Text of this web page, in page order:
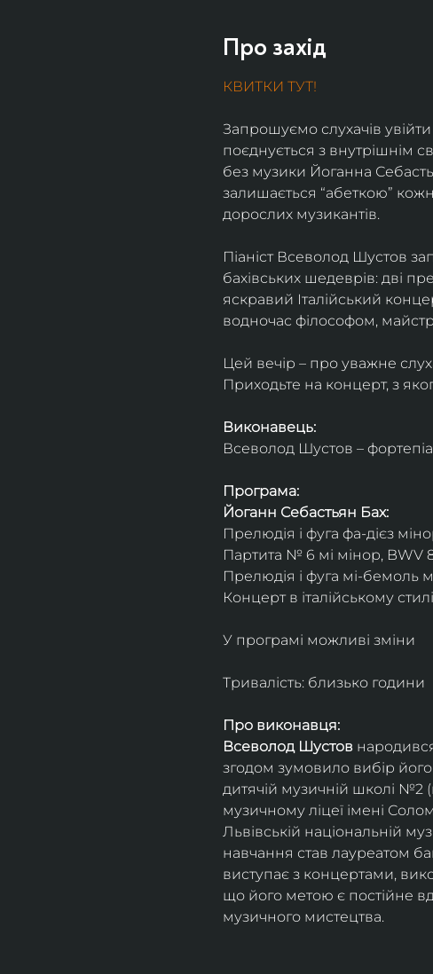
Про захід
КВИТКИ ТУТ!
Запрошуємо слухачів
поєднується з внутрішнім
без музики Йоганна
залишається “абеткою”
дорослих музикантів.
Піаніст Всеволод Шустов
бахівських шедеврів: дві
яскравий Італійський
водночас філософом,
Цей вечір – про уважне
Приходьте на концерт, з
Виконавець:
Всеволод Шустов –
Програма:
Йоганн Себастьян Бах:
Прелюдія і фуга фа-дієз
Партита № 6 мі мінор, BWV
Прелюдія і фуга мі-бемоль
Концерт в італійському
У програмі можливі зміни
Тривалість: близько години
Про виконавця:
Всеволод Шустов
згодом зумовило вибір його
дитячій музичній школі №2
музичному ліцеї імені
Львівській національній
навчання став лауреатом
виступає з концертами,
що його метою є постійне
музичного мистецтва.